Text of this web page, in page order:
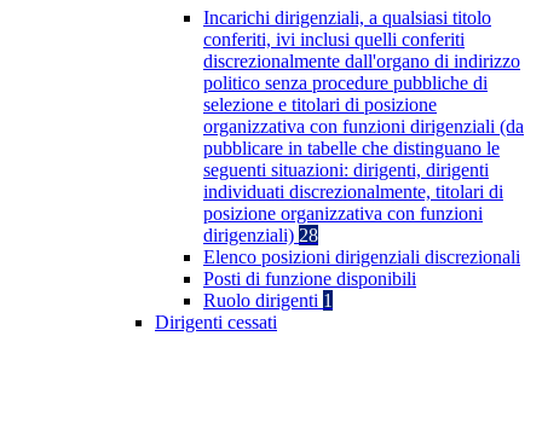
Incarichi dirigenziali, a qualsiasi titolo
conferiti, ivi inclusi quelli conferiti
discrezionalmente dall'organo di indirizzo
politico senza procedure pubbliche di
selezione e titolari di posizione
organizzativa con funzioni dirigenziali (da
pubblicare in tabelle che distinguano le
seguenti situazioni: dirigenti, dirigenti
individuati discrezionalmente, titolari di
posizione organizzativa con funzioni
dirigenziali) 28
Elenco posizioni dirigenziali discrezionali
Posti di funzione disponibili
Ruolo dirigenti 1
Dirigenti cessati